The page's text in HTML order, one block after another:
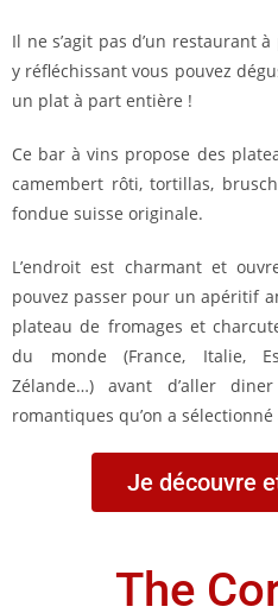
Il ne s’agit pas d’un restaurant
y réfléchissant vous pouvez
un plat à part entière !
Ce bar à vins propose des
camembert rôti, tortillas,
fondue suisse originale.
L’endroit est charmant et
pouvez passer pour un apéritif
plateau de fromages et
du monde (France, Italie,
Zélande…) avant d’aller
romantiques qu’on a sélectionné
Je découvre
The